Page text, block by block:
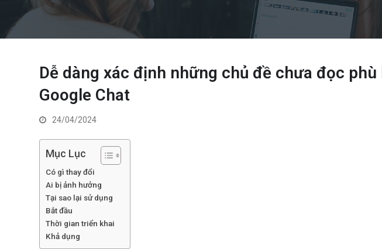
Dễ dàng xác định những chủ đề chưa đọc
Google Chat
24/04/2024
Mục Lục
Có gì thay đổi
Ai bị ảnh hưởng
Tại sao lại sử dụng
Bắt đầu
Thời gian triển khai
Khả dụng